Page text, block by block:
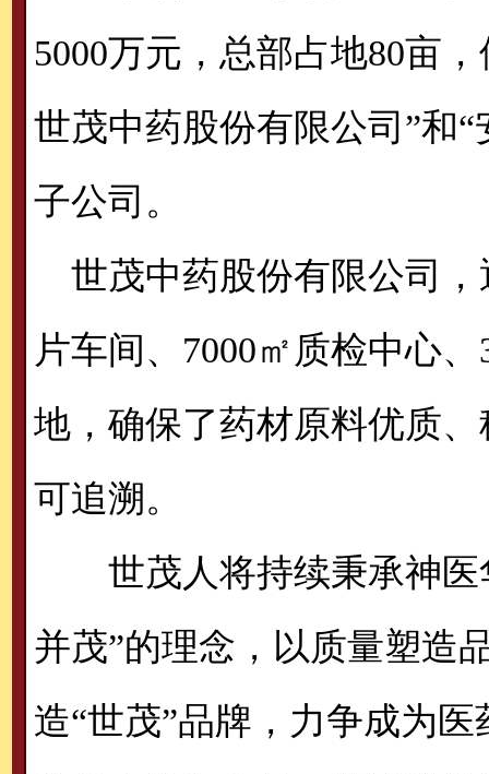
5000万元，总部占地80亩
世茂中药股份有限公司”和
子公司。
世茂中药股份有限公司
片车间、7000㎡质检中心
地，确保了药材原料优质
可追溯。
世茂人将持续秉承神
并茂”的理念，以质量塑造
造“世茂”品牌，力争成为
贯叶金丝桃-绿色百忧解-精制小
包装中药饮片